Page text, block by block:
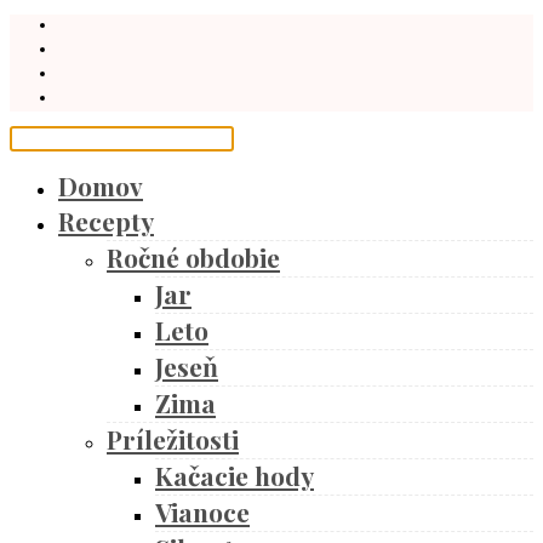
Domov
Recepty
Ročné obdobie
Jar
Leto
Jeseň
Zima
Príležitosti
Kačacie hody
Vianoce